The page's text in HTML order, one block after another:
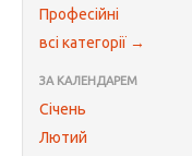
Професійні
всі категорії →
ЗА КАЛЕНДАРЕМ
Січень
Лютий